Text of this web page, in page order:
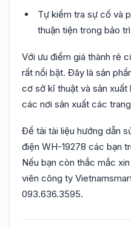
Tự kiểm tra sự cố và
thuận tiện trong bảo
Với ưu điểm giá thành rẻ
rất nổi bật. Đây là sản
cơ sở kĩ thuật và sản xuất
các nơi sản xuất các
Để tải tài liệu hướng dẫn
điện WH-19278 các bạn
Nếu bạn còn thắc mắc
viên công ty
093.636.3595.